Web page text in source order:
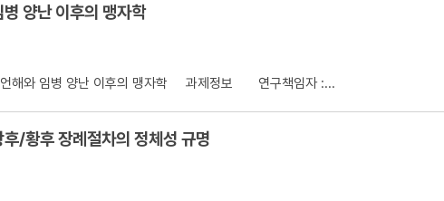
함된 자료를 검색
양난 이후의 맹자학
언해와 임병 양난 이후의 맹자학 과제정보 연구책임자 :...
/황후 장례절차의 정체성 규명